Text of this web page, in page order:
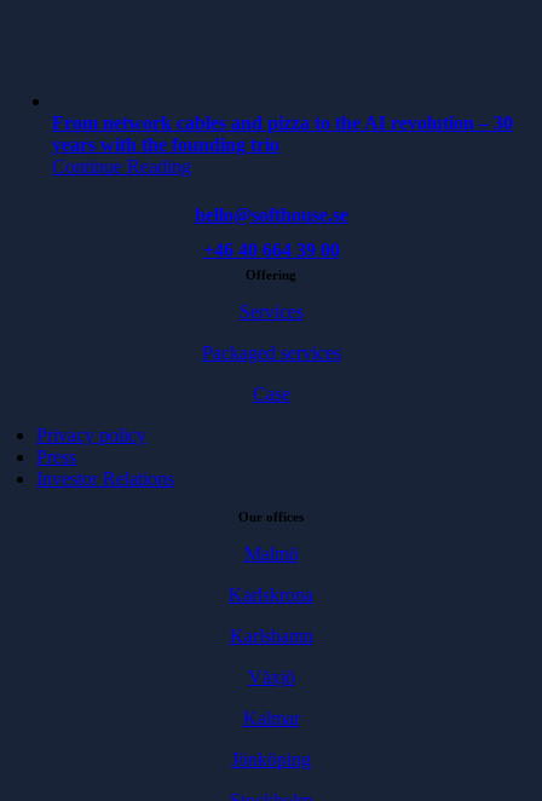
From network cables and pizza to the AI revolution – 30
years with the founding trio
Continue Reading
hello@softhouse.se
+46 40 664 39 00
Offering
Services
Packaged services
Case
Privacy policy
Press
Investor Relations
Our offices
Malmö
Karlskrona
Karlshamn
Växjö
Kalmar
Jönköping